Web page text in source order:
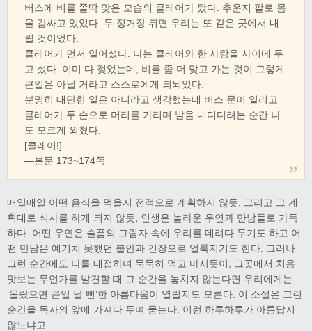
버스에 비를 쫄딱 맞은 모습의 클레어가 탔다. 추운지 팔로 몸
을 감싸고 있었다. 두 정거장 뒤면 우리는 또 같은 곳에서 내
릴 것이었다.
클레어가 먼저 일어섰다. 나는 클레어와 한 사람을 사이에 두
고 섰다. 이미 다 젖었는데, 비를 좀 더 맞고 가는 것이 그렇게
큰일은 아닐 거라고 스스로에게 되뇌었다.
분명히 대단한 일은 아니라고 생각했는데 버스 문이 열리고
클레어가 두 손으로 머리를 가리며 발을 내디디려는 순간 나
도 모르게 외쳤다.
[클레어!]
―본문 173~174쪽
매일매일 어떤 음식을 먹을지 전적으로 계획하지 않듯, 그리고 그 계
획대로 식사를 하게 되지 않듯, 인생은 놀라운 우연과 만남들로 가득
하다. 어떤 우연은 슬픔의 그림자 속에 우리를 데려다 두기도 하고 어
떤 만남은 예기치 못했던 불안과 긴장으로 얼룩지기도 한다. 그러나
그런 순간에도 나를 대접하며 묵묵히 먹고 마시듯이, 그곳에서 처음
맛보는 무언가를 발견할 때 그 순간을 놓치지 않는다면 우리에게는
‘몰랐으면 큰일 날 뻔’한 아름다움이 열릴지도 모른다. 이 소설은 그런
순간을 독자의 앞에 가져다 두며 묻는다. 이런 하루하루가 아름답지
않느냐고.